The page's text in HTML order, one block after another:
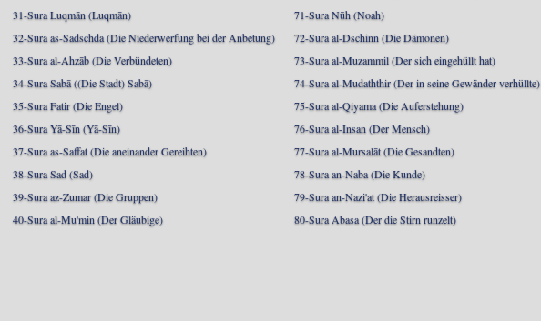
31-Sura Luqmān (Luqmān)
32-Sura as-Sadschda (Die Niederwerfung bei der Anbetung)
33-Sura al-Ahzāb (Die Verbündeten)
34-Sura Sabā ((Die Stadt) Sabā)
35-Sura Fatir (Die Engel)
36-Sura Yā-Sīn (Yā-Sīn)
37-Sura as-Saffat (Die aneinander Gereihten)
38-Sura Sad (Sad)
39-Sura az-Zumar (Die Gruppen)
40-Sura al-Mu'min (Der Gläubige)
71-Sura Nūh (Noah)
72-Sura al-Dschinn (Die Dämonen)
73-Sura al-Muzammil (Der sich eingehüllt hat)
74-Sura al-Mudaththir (Der in seine Gewänder verhüllte)
75-Sura al-Qiyama (Die Auferstehung)
76-Sura al-Insan (Der Mensch)
77-Sura al-Mursalāt (Die Gesandten)
78-Sura an-Naba (Die Kunde)
79-Sura an-Nazi'at (Die Herausreisser)
80-Sura Abasa (Der die Stirn runzelt)